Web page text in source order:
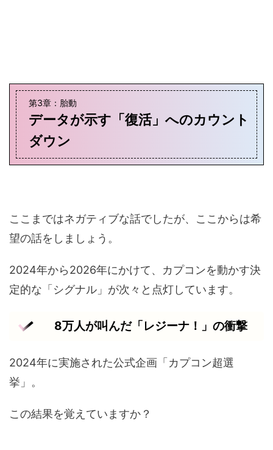
第3章：胎動
データが示す「復活」へのカウント
ダウン
ここまではネガティブな話でしたが、ここからは希
望の話をしましょう。
2024年から2026年にかけて、カプコンを動かす決
定的な「シグナル」が次々と点灯しています。
8万人が叫んだ「レジーナ！」の衝撃
2024年に実施された公式企画「カプコン超選
挙」。
この結果を覚えていますか？